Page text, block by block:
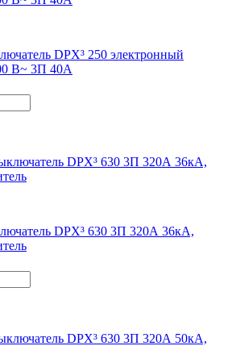
DPX³ 250 электронный
В~ 3П 40А
DPX³ 630 3П 320А 36кА,